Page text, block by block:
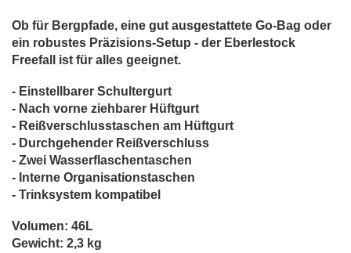
Ob für Bergpfade, eine gut ausgestattete Go-Bag oder
ein robustes Präzisions-Setup - der Eberlestock
Freefall ist für alles geeignet.
- Einstellbarer Schultergurt
- Nach vorne ziehbarer Hüftgurt
- Reißverschlusstaschen am Hüftgurt
- Durchgehender Reißverschluss
- Zwei Wasserflaschentaschen
- Interne Organisationstaschen
- Trinksystem kompatibel
Volumen: 46L
Gewicht: 2,3 kg